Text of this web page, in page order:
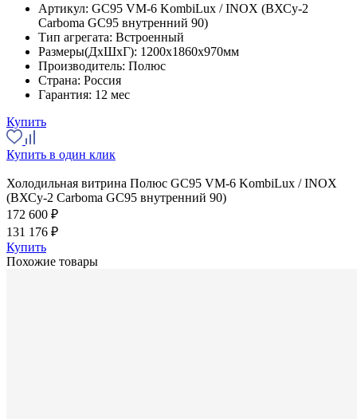
Артикул: GC95 VM-6 KombiLux / INOX (ВХСу-2
Carboma GC95 внутренний 90)
Тип агрегата: Встроенный
Размеры(ДхШхГ): 1200x1860x970мм
Производитель: Полюс
Страна: Россия
Гарантия: 12 мес
Купить
Купить в один клик
Холодильная витрина Полюс GC95 VM-6 KombiLux / INOX
(ВХСу-2 Carboma GC95 внутренний 90)
172 600 ₽
131 176 ₽
Купить
Похожие товары